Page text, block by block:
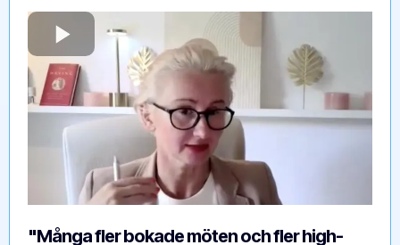
"Många fler bokade möten och fler high-